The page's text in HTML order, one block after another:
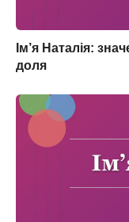
Ім’я Наталія:
доля